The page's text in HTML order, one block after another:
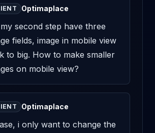
Optimaplace
second step have three
fields, image in mobile view
to big. How to make smaller
on mobile view?
Optimaplace
i only want to change the